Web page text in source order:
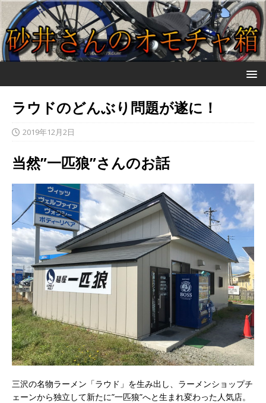
ラウドのどんぶり問題が遂に！
2019年12月2日
当然”一匹狼”さんのお話
三沢の名物ラーメン「ラウド」を生み出し、ラーメンショップチ
ェーンから独立して新たに”一匹狼”へと生まれ変わった人気店。